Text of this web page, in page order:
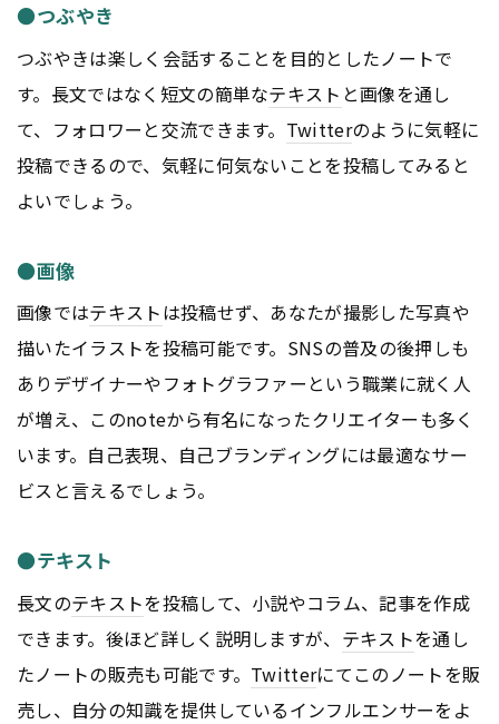
●つぶやき
つぶやきは楽しく会話することを目的としたノートで
す。長文ではなく短文の簡単なテキスト と画像を通し
て、フォロワーと交流できます。 Twitterのように気軽に
投稿できるので、気軽に何気ないことを投稿してみると
よいでしょう。
●画像
画像ではテキストは投稿せず、あなたが撮影した写真や
描いたイラストを投稿可能です。SNSの普及の後押しも
ありデザイナーやフォトグラファーという職業に就く人
が増え、このnoteから有名になったクリエイターも多く
います。自己表現、自己ブランディングには最適なサー
ビスと言えるでしょう。
●テキスト
長文のテキストを投稿して、小説やコラム、記事を作成
できます。後ほど詳しく説明しますが、 テキストを通し
たノートの販売も可能です。 Twitterにてこのノートを販
売し、自分の知識を提供しているインフルエンサーをよ